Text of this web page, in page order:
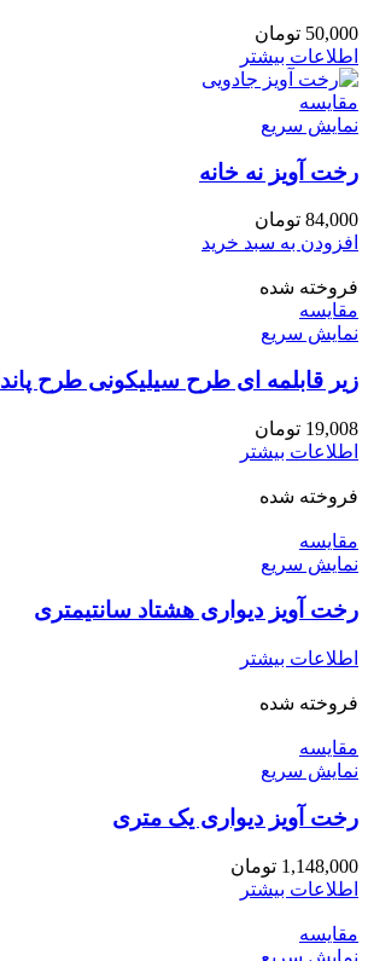
50,000 تومان
اطلاعات بیشتر
مقايسه
نمایش سریع
رخت آویز نه خانه
84,000 تومان
افزودن به سبد خرید
فروخته شده
مقايسه
نمایش سریع
زیر قابلمه ای طرح سیلیکونی طرح پاندا
19,008 تومان
اطلاعات بیشتر
فروخته شده
مقايسه
نمایش سریع
رخت آویز دیواری هشتاد سانتیمتری
اطلاعات بیشتر
فروخته شده
مقايسه
نمایش سریع
رخت آویز دیواری یک متری
1,148,000 تومان
اطلاعات بیشتر
مقايسه
نمایش سریع